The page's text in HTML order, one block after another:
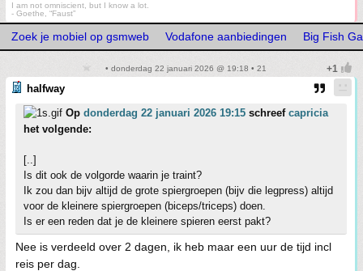
I am not omniscient, but I know a lot.
- Goethe, “Faust”
Zoek je mobiel op gsmweb Vodafone aanbiedingen Big Fish
• donderdag 22 januari 2026 @ 19:18 • 21
halfway
Op donderdag 22 januari 2026 19:15 schreef capricia
het volgende:
[..]
Is dit ook de volgorde waarin je traint?
Ik zou dan bijv altijd de grote spiergroepen (bijv die legpress) altijd
voor de kleinere spiergroepen (biceps/triceps) doen.
Is er een reden dat je de kleinere spieren eerst pakt?
Nee is verdeeld over 2 dagen, ik heb maar een uur de tijd incl
reis per dag.